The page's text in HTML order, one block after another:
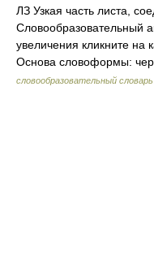
ЛЗ Узкая часть листа,
Словообразовательный
увеличения кликните на
Основа словоформы:
словообразовательный словарь